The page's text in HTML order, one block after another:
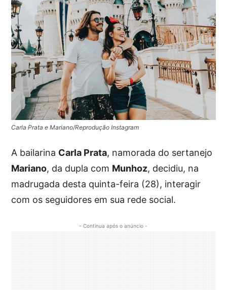
Carla Prata e Mariano/Reprodução Instagram
A bailarina Carla Prata, namorada do sertanejo
Mariano, da dupla com Munhoz, decidiu, na
madrugada desta quinta-feira (28), interagir
com os seguidores em sua rede social.
- Continua após o anúncio -